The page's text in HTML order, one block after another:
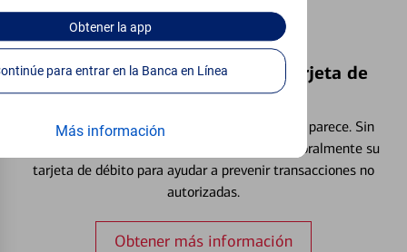
Obtenerla app
Continúe para entrar en la Banca en Línea
Más información
Bloquear y Desbloquear una Tarjeta de
Débito⁴
Extraviar una tarjeta es más común de lo que parece. Sin
embargo, puede bloquear y desbloquear temporalmente su
tarjeta de débito para ayudar a prevenir transacciones no
autorizadas.
Obtener más información